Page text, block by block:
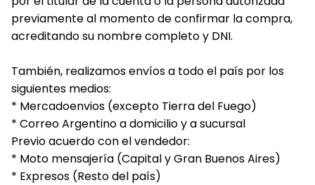
previamente al momento de confirmar la compra,
acreditando su nombre completo y DNI.
También, realizamos envíos a todo el país por los
siguientes medios:
* Mercadoenvios (excepto Tierra del Fuego)
* Correo Argentino a domicilio y a sucursal
Previo acuerdo con el vendedor:
* Moto mensajería (Capital y Gran Buenos Aires)
* Expresos (Resto del país)